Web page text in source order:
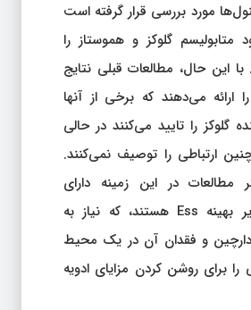
مورد بررسی قرار گرفته است
گلوکز و هموستاز را
این حال، مطالعات قبلی نتایج
ارائه می‌دهند که برخی از آنها
گلوکز را تایید می‌کنند در حالی
ارتباطی را توصیف نمی‌کنند.
مطالعات در این زمینه دارای
اندازه‌های اثر زیر بهینه Ess هستند، که نیاز به
و فقدان آن در یک محیط
را برای روشن کردن مزایای ادویه